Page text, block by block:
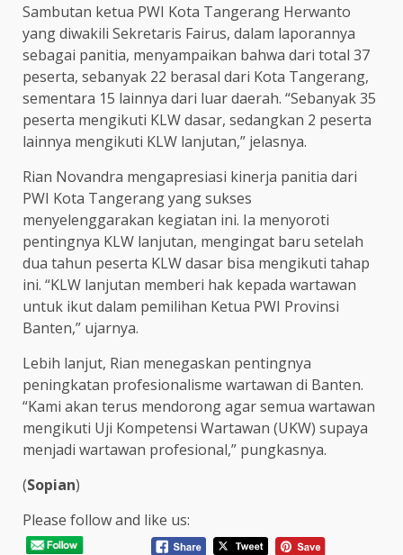
Sambutan ketua PWI Kota Tangerang Herwanto
yang diwakili Sekretaris Fairus, dalam laporannya
sebagai panitia, menyampaikan bahwa dari total 37
peserta, sebanyak 22 berasal dari Kota Tangerang,
sementara 15 lainnya dari luar daerah. “Sebanyak 35
peserta mengikuti KLW dasar, sedangkan 2 peserta
lainnya mengikuti KLW lanjutan,” jelasnya.
Rian Novandra mengapresiasi kinerja panitia dari
PWI Kota Tangerang yang sukses
menyelenggarakan kegiatan ini. Ia menyoroti
pentingnya KLW lanjutan, mengingat baru setelah
dua tahun peserta KLW dasar bisa mengikuti tahap
ini. “KLW lanjutan memberi hak kepada wartawan
untuk ikut dalam pemilihan Ketua PWI Provinsi
Banten,” ujarnya.
Lebih lanjut, Rian menegaskan pentingnya
peningkatan profesionalisme wartawan di Banten.
“Kami akan terus mendorong agar semua wartawan
mengikuti Uji Kompetensi Wartawan (UKW) supaya
menjadi wartawan profesional,” pungkasnya.
(Sopian)
Please follow and like us: